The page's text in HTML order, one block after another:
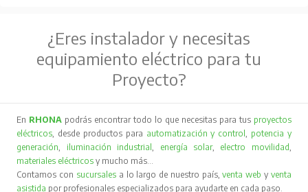
¿Eres instalador y necesitas
equipamiento eléctrico para tu
Proyecto?
En RHONA podrás encontrar todo lo que necesitas para tus proyectos
eléctricos, desde productos para automatización y control, potencia y
generación, iluminación industrial, energía solar, electro movilidad,
materiales eléctricos y mucho más…
Contamos con sucursales a lo largo de nuestro país,venta web y venta
asistida por profesionales especializados para ayudarte en cada paso.